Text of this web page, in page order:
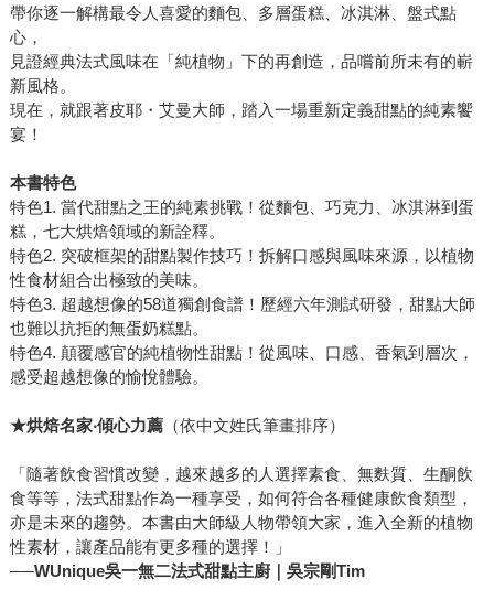
帶你逐一解構最令人喜愛的麵包、多層蛋糕、冰淇淋、盤式點
心，
見證經典法式風味在「純植物」下的再創造，品嚐前所未有的嶄
新風格。
現在，就跟著皮耶・艾曼大師，踏入一場重新定義甜點的純素饗
宴！
本書特色
特色1. 當代甜點之王的純素挑戰！從麵包、巧克力、冰淇淋到蛋
糕，七大烘焙領域的新詮釋。
特色2. 突破框架的甜點製作技巧！拆解口感與風味來源，以植物
性食材組合出極致的美味。
特色3. 超越想像的58道獨創食譜！歷經六年測試研發，甜點大師
也難以抗拒的無蛋奶糕點。
特色4. 顛覆感官的純植物性甜點！從風味、口感、香氣到層次，
感受超越想像的愉悅體驗。
★烘焙名家‧傾心力薦（依中文姓氏筆畫排序）
「隨著飲食習慣改變，越來越多的人選擇素食、無麩質、生酮飲
食等等，法式甜點作為一種享受，如何符合各種健康飲食類型，
亦是未來的趨勢。本書由大師級人物帶領大家，進入全新的植物
性素材，讓產品能有更多種的選擇！」
──WUnique吳一無二法式甜點主廚｜吳宗剛Tim